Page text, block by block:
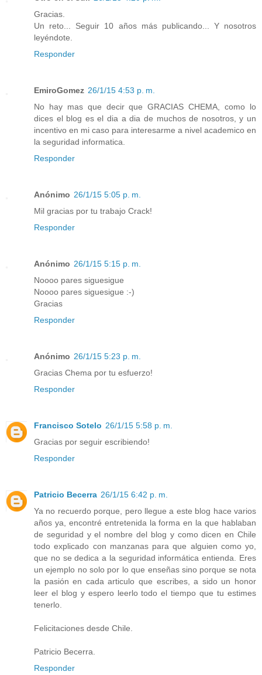
Gracias.
Un reto... Seguir 10 años más publicando... Y nosotros
leyéndote.
Responder
EmiroGomez 26/1/15 4:53 p. m.
No hay mas que decir que GRACIAS CHEMA, como lo
dices el blog es el dia a dia de muchos de nosotros, y un
incentivo en mi caso para interesarme a nivel academico en
la seguridad informatica.
Responder
Anónimo 26/1/15 5:05 p. m.
Mil gracias por tu trabajo Crack!
Responder
Anónimo 26/1/15 5:15 p. m.
Noooo pares siguesigue
Noooo pares siguesigue :-)
Gracias
Responder
Anónimo 26/1/15 5:23 p. m.
Gracias Chema por tu esfuerzo!
Responder
Francisco Sotelo 26/1/15 5:58 p. m.
Gracias por seguir escribiendo!
Responder
Patricio Becerra 26/1/15 6:42 p. m.
Ya no recuerdo porque, pero llegue a este blog hace varios
años ya, encontré entretenida la forma en la que hablaban
de seguridad y el nombre del blog y como dicen en Chile
todo explicado con manzanas para que alguien como yo,
que no se dedica a la seguridad informática entienda. Eres
un ejemplo no solo por lo que enseñas sino porque se nota
la pasión en cada articulo que escribes, a sido un honor
leer el blog y espero leerlo todo el tiempo que tu estimes
tenerlo.
Felicitaciones desde Chile.
Patricio Becerra.
Responder